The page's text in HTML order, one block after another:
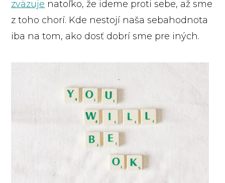
zväzuje natoľko, že ideme proti sebe, až sme
z toho chorí. Kde nestojí naša sebahodnota
iba na tom, ako dosť dobrí sme pre iných.